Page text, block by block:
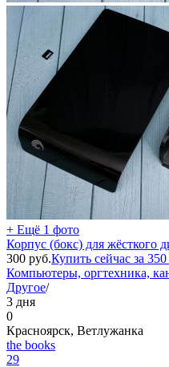
+ Ещё 1 фото
Корпус (бокс) для жёсткого
300 руб.Купить сейчас за 350
Компьютеры, оргтехника,
Другое/
3 дня
0
Красноярск, Ветлужанка
the books
29